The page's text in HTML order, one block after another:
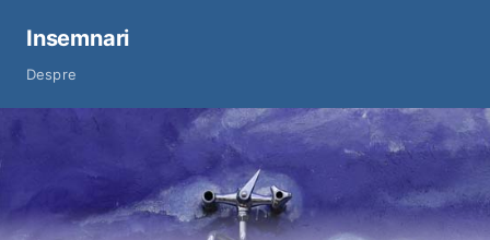
Insemnari
Despre